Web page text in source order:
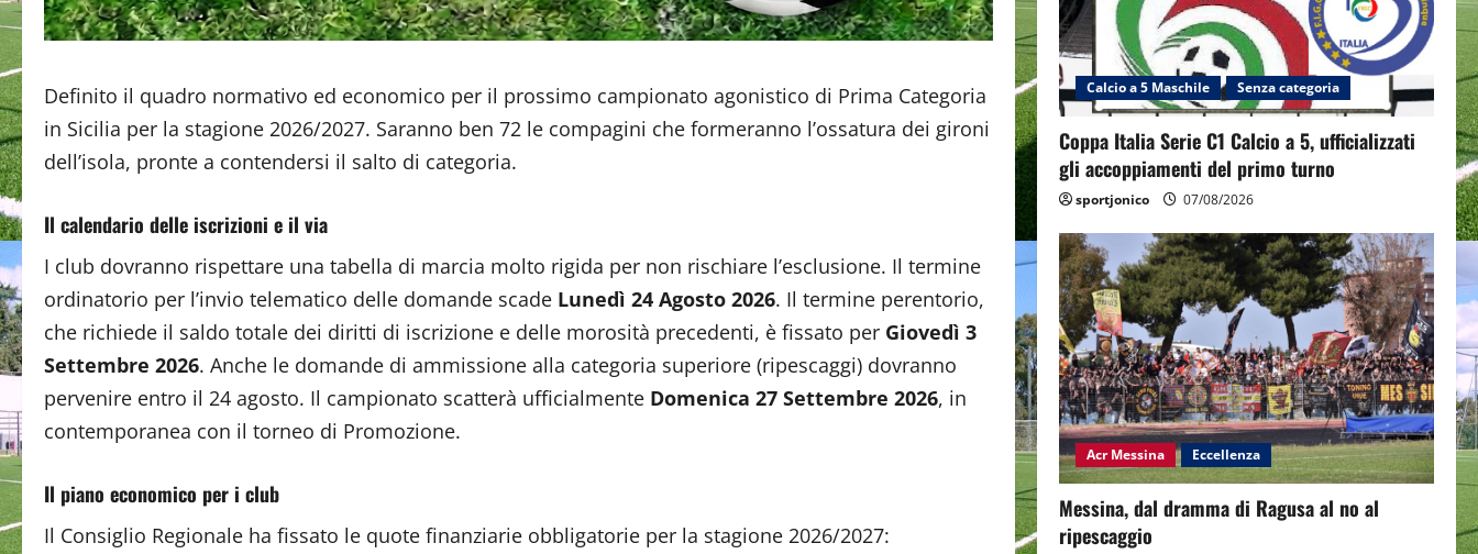
Definito il quadro normativo ed economico per il prossimo campionato agonistico di Prima Categoria
in Sicilia per la stagione 2026/2027. Saranno ben 72 le compagini che formeranno l’ossatura dei gironi
dell’isola, pronte a contendersi il salto di categoria.
Il calendario delle iscrizioni e il via
I club dovranno rispettare una tabella di marcia molto rigida per non rischiare l’esclusione. Il termine
ordinatorio per l’invio telematico delle domande scade Lunedì 24 Agosto 2026. Il termine perentorio,
che richiede il saldo totale dei diritti di iscrizione e delle morosità precedenti, è fissato per Giovedì 3
Settembre 2026. Anche le domande di ammissione alla categoria superiore (ripescaggi) dovranno
pervenire entro il 24 agosto. Il campionato scatterà ufficialmente Domenica 27 Settembre 2026, in
contemporanea con il torneo di Promozione.
Il piano economico per i club
Il Consiglio Regionale ha fissato le quote finanziarie obbligatorie per la stagione 2026/2027:
Calcio a 5 Maschile Senza categoria
Coppa Italia Serie C1 Calcio a 5, ufficializzati
gli accoppiamenti del primo turno
sportjonico 07/08/2026
Acr Messina Eccellenza
Messina, dal dramma di Ragusa al no al
ripescaggio